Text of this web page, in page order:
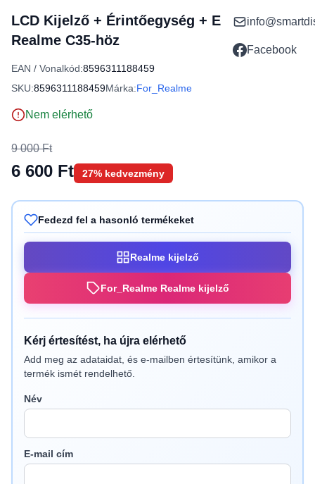
Facebook
LCD Kijelző + Érintőegység + Előlap a
Realme C35-höz
EAN / Vonalkód:8596311188459
SKU:8596311188459Márka:For_Realme
Nem elérhető
9 000 Ft
6 600 Ft 27% kedvezmény
Fedezd fel a hasonló termékeket
Realme kijelző
For_Realme Realme kijelző
Kérj értesítést, ha újra elérhető
Add meg az adataidat, és e-mailben értesítünk, amikor a
termék ismét rendelhető.
Név
E-mail cím